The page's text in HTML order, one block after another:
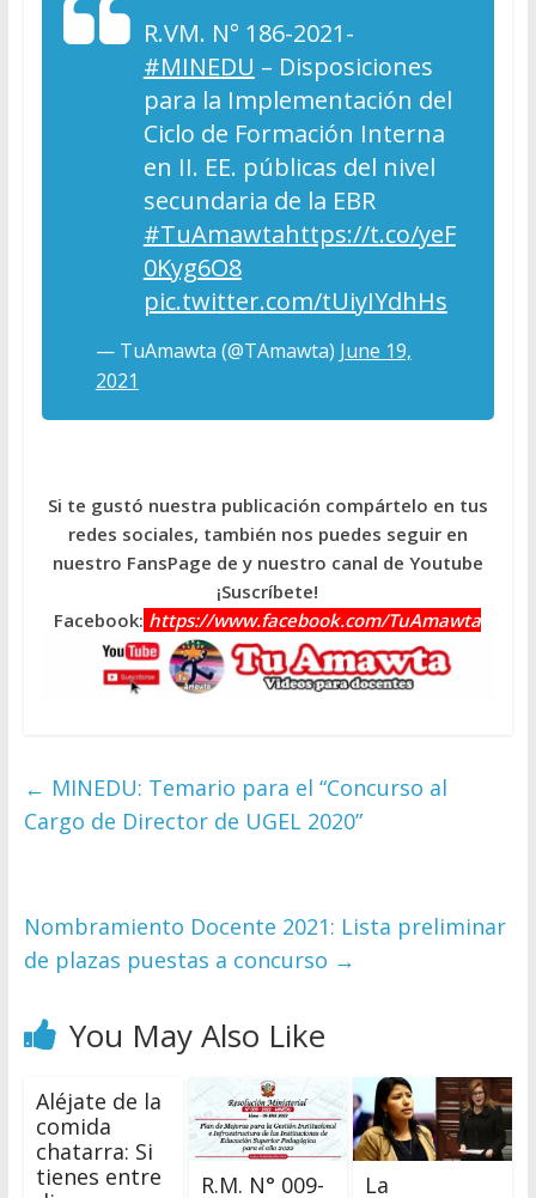
R.VM. N° 186-2021-
#MINEDU – Disposiciones
para la Implementación del
Ciclo de Formación Interna
en II. EE. públicas del nivel
secundaria de la EBR
#TuAmawtahttps://t.co/yeF
0Kyg6O8
pic.twitter.com/tUiyIYdhHs
— TuAmawta (@TAmawta) June 19,
2021
Si te gustó nuestra publicación compártelo en tus
redes sociales, también nos puedes seguir en
nuestro FansPage de y nuestro canal de Youtube
¡Suscríbete!
Facebook: https://www.facebook.com/TuAmawta
← MINEDU: Temario para el “Concurso al
Cargo de Director de UGEL 2020”
Nombramiento Docente 2021: Lista preliminar
de plazas puestas a concurso →
You May Also Like
Aléjate de la
comida
chatarra: Si
tienes entre
R.M. N° 009-
La